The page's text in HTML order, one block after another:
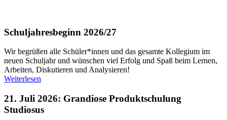
Schuljahresbeginn 2026/27
Wir begrüßen alle Schüler*innen und das gesamte Kollegium im
neuen Schuljahr und wünschen viel Erfolg und Spaß beim Lernen,
Arbeiten, Diskutieren und Analysieren!
Weiterlesen
21. Juli 2026: Grandiose Produktschulung
Studiosus